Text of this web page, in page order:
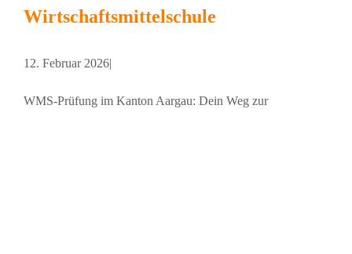
Wirtschaftsmittelschule
12. Februar 2026|
WMS-Prüfung im Kanton Aargau: Dein Weg zur